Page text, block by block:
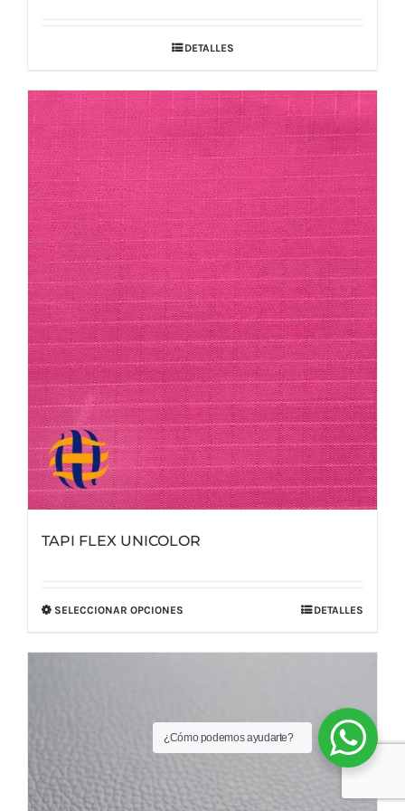
DETALLES
TAPI FLEX UNICOLOR
SELECCIONAR OPCIONES
Las
se
DETALLES
¿Cómo podemos ayudarte?